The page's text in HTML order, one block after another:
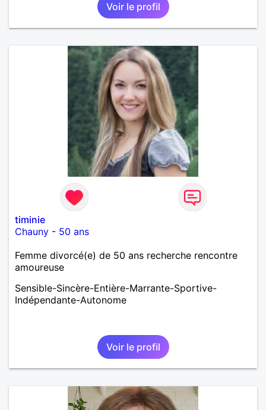
sens de l'humour. Il saura me chouchouter et me
mettre en valeur, me donner son amour et attention.
Merci de m'avoir lu et à bientôt...
Voir le profil
timinie
Chauny - 50 ans
Femme divorcé(e) de 50 ans recherche rencontre
amoureuse
Sensible-Sincère-Entière-Marrante-Sportive-
Indépendante-Autonome
Voir le profil